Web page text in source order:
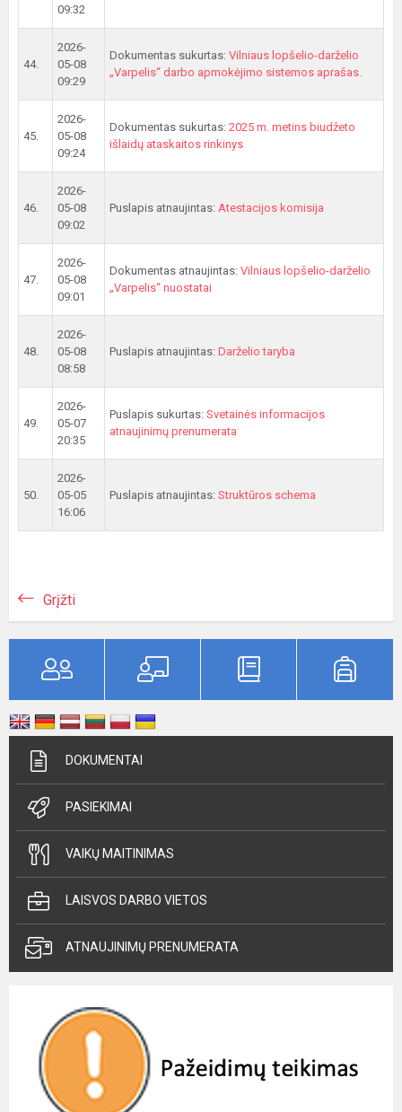
09:32
44.
2026-
05-08
09:29
Dokumentas sukurtas: Vilniaus lopšelio-darželio
„Varpelis“ darbo apmokėjimo sistemos aprašas.
45.
2026-
05-08
09:24
Dokumentas sukurtas: 2025 m. metins biudžeto
išlaidų ataskaitos rinkinys
46.
2026-
05-08
09:02
Puslapis atnaujintas: Atestacijos komisija
47.
2026-
05-08
09:01
Dokumentas atnaujintas: Vilniaus lopšelio-darželio
„Varpelis“ nuostatai
48.
2026-
05-08
08:58
Puslapis atnaujintas: Darželio taryba
49.
2026-
05-07
20:35
Puslapis sukurtas: Svetainės informacijos
atnaujinimų prenumerata
50.
2026-
05-05
16:06
Puslapis atnaujintas: Struktūros schema
Grįžti
DOKUMENTAI
PASIEKIMAI
VAIKŲ MAITINIMAS
LAISVOS DARBO VIETOS
ATNAUJINIMŲ PRENUMERATA